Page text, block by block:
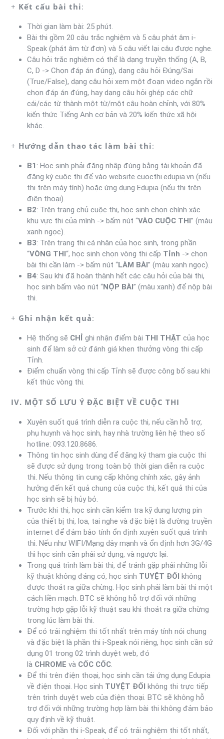
+ Kết cấu bài thi:
Thời gian làm bài: 25 phút.
Bài thi gồm 20 câu trắc nghiệm và 5 câu phát âm i-
Speak (phát âm từ đơn) và 5 câu viết lại câu được nghe.
Câu hỏi trắc nghiệm có thể là dạng truyền thống (A, B,
C, D -> Chọn đáp án đúng), dạng câu hỏi Đúng/Sai
(True/False), dạng câu hỏi xem một đoạn video ngắn rồi
chọn đáp án đúng, hay dạng câu hỏi ghép các chữ
cái/các từ thành một từ/một câu hoàn chỉnh, với 80%
kiến thức Tiếng Anh cơ bản và 20% kiến thức xã hội
khác.
+ Hướng dẫn thao tác làm bài thi:
B1 : Học sinh phải đăng nhập đúng bằng tài khoản đã
đăng ký cuộc thi để vào website cuocthi.edupia.vn (nếu
thi trên máy tính) hoặc ứng dụng Edupia (nếu thi trên
điện thoại).
B2: Trên trang chủ cuộc thi, học sinh chọn chính xác
khu vực thi của mình -> bấm nút “VÀO CUỘC THI” (màu
xanh ngọc).
B3: Trên trang thi cá nhân của học sinh, trong phần
“VÒNG THI“, học sinh chọn vòng thi cấp Tỉnh -> chọn
bài thi cần làm -> bấm nút “LÀM BÀI” (màu xanh ngọc).
B4: Sau khi đã hoàn thành hết các câu hỏi của bài thi,
học sinh bấm vào nút “NỘP BÀI” (màu xanh) để nộp bài
thi.
+ Ghi nhận kết quả:
Hệ thống sẽ CHỈ ghi nhận điểm bài THI THẬT của học
sinh để làm sở cứ đánh giá khen thưởng vòng thi cấp
Tỉnh.
Điểm chuẩn vòng thi cấp Tỉnh sẽ được công bố sau khi
kết thúc vòng thi.
IV. MỘT SỐ LƯU Ý ĐẶC BIỆT VỀ CUỘC THI
Xuyên suốt quá trình diễn ra cuộc thi, nếu cần hỗ trợ,
phụ huynh và học sinh, hay nhà trường liên hệ theo số
hotline: 093.120.8686.
Thông tin học sinh dùng để đăng ký tham gia cuộc thi
sẽ được sử dụng trong toàn bộ thời gian diễn ra cuộc
thi. Nếu thông tin cung cấp không chính xác, gây ảnh
hưởng đến kết quả chung của cuộc thi, kết quả thi của
học sinh sẽ bị hủy bỏ.
Trước khi thi, học sinh cần kiểm tra kỹ dung lượng pin
của thiết bị thi, loa, tai nghe và đặc biệt là đường truyền
internet để đảm bảo tính ổn định xuyên suốt quá trình
thi. Nếu như WIFI/Mạng dây mạnh và ổn định hơn 3G/4G
thì học sinh cần phải sử dụng, và ngược lại.
Trong quá trình làm bài thi, để tránh gặp phải những lỗi
kỹ thuật không đáng có, học sinh TUYỆT ĐỐI không
được thoát ra giữa chừng. Học sinh phải làm bài thi một
cách liền mạch. BTC sẽ không hỗ trợ đối với những
trường hợp gặp lỗi kỹ thuật sau khi thoát ra giữa chừng
trong lúc làm bài thi.
Để có trải nghiệm thi tốt nhất trên máy tính nói chung
và đặc biệt là phần thi i-Speak nói riêng, học sinh cần sử
dụng 01 trong 02 trình duyệt web, đó
là CHROME và CỐC CỐC
Để thi trên điện thoại, học sinh cần tải ứng dụng Edupia
về điện thoại. Học sinh TUYỆT ĐỐI không thi trực tiếp
trên trình duyệt web của điện thoại. BTC sẽ không hỗ
trợ đối với những trường hợp làm bài thi không đảm bảo
quy định về kỹ thuật.
Đối với phần thi i-Speak, để có trải nghiệm thi tốt nhất,